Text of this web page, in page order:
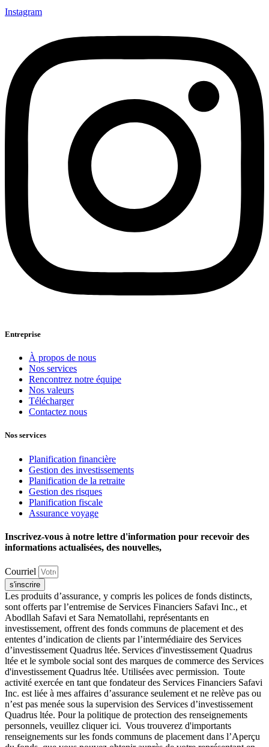
Instagram
Entreprise
À propos de nous
Nos services
Rencontrez notre équipe
Nos valeurs
Télécharger
Contactez nous
Nos services
Planification financière
Gestion des investissements
Planification de la retraite
Gestion des risques
Planification fiscale
Assurance voyage
Inscrivez-vous à notre lettre d'information pour recevoir des
informations actualisées, des nouvelles,
Courriel
s'inscrire
Les produits d’assurance, y compris les polices de fonds distincts,
sont offerts par l’entremise de Services Financiers Safavi Inc., et
Abodllah Safavi et Sara Nematollahi, représentants en
investissement, offrent des fonds communs de placement et des
ententes d’indication de clients par l’intermédiaire des Services
d’investissement Quadrus ltée. Services d'investissement Quadrus
ltée et le symbole social sont des marques de commerce des Services
d'investissement Quadrus ltée. Utilisées avec permission. Toute
activité exercée en tant que fondateur des Services Financiers Safavi
Inc. est liée à mes affaires d’assurance seulement et ne relève pas ou
n’est pas menée sous la supervision des Services d’investissement
Quadrus ltée. Pour la politique de protection des renseignements
personnels, veuillez cliquer ici. Vous trouverez d'importants
renseignements sur les fonds communs de placement dans l’Aperçu